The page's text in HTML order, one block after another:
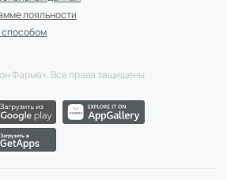
лояльности
Фарма». Все права защищены